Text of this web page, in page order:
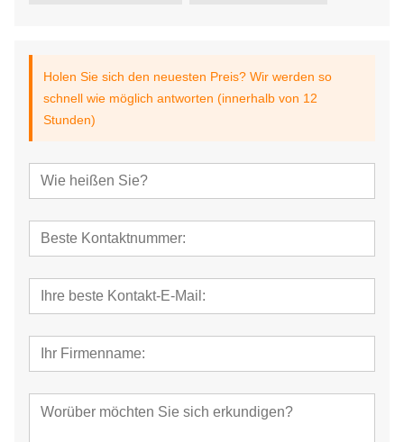
Holen Sie sich den neuesten Preis? Wir werden so
schnell wie möglich antworten (innerhalb von 12
Stunden)